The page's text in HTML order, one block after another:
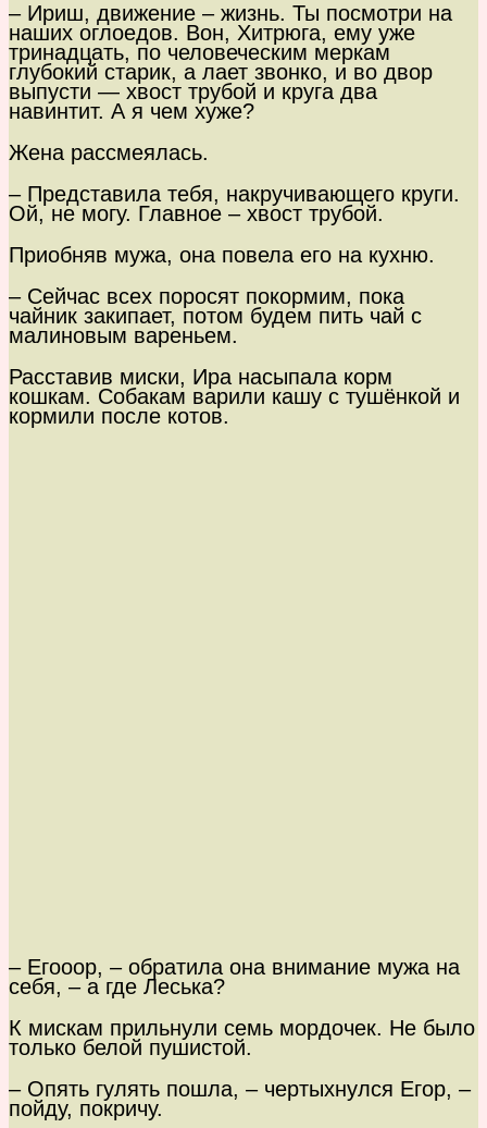
– Ириш, движение – жизнь. Ты посмотри на
наших оглоедов. Вон, Хитрюга, ему уже
тринадцать, по человеческим меркам
глубокий старик, а лает звонко, и во двор
выпусти — хвост трубой и круга два
навинтит. А я чем хуже?
Жена рассмеялась.
– Представила тебя, накручивающего круги.
Ой, не могу. Главное – хвост трубой.
Приобняв мужа, она повела его на кухню.
– Сейчас всех поросят покормим, пока
чайник закипает, потом будем пить чай с
малиновым вареньем.
Расставив миски, Ира насыпала корм
кошкам. Собакам варили кашу с тушёнкой и
кормили после котов.
– Егооор, – обратила она внимание мужа на
себя, – а где Леська?
К мискам прильнули семь мордочек. Не было
только белой пушистой.
– Опять гулять пошла, – чертыхнулся Егор, –
пойду, покричу.